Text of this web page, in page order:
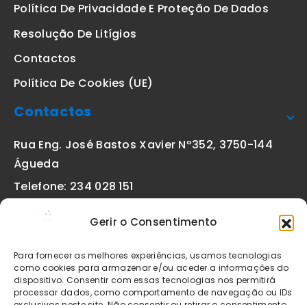
Gerir o Consentimento
Para fornecer as melhores experiências, usamos tecnologias
como cookies para armazenar e/ou aceder a informações do
dispositivo. Consentir com essas tecnologias nos permitirá
processar dados, como comportamento de navegação ou IDs
Política De Privacidade E Proteção De Dados
Resolução De Litígios
Contactos
Política De Cookies (UE)
Contactos
Rua Eng. José Bastos Xavier Nº352, 3750-144
Águeda
Telefone: 234 028 151
geral@etiquetas-online.pt
Os preços indicados incluem IVA à taxa legal em vigor. Todos